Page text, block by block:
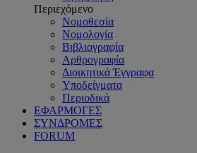
Περιεχόμενο
Νομοθεσία
Νομολογία
Βιβλιογραφία
Αρθρογραφία
Διοικητικά Έγγραφα
Υποδείγματα
Περιοδικά
ΕΦΑΡΜΟΓΕΣ
ΣΥΝΔΡΟΜΕΣ
FORUM